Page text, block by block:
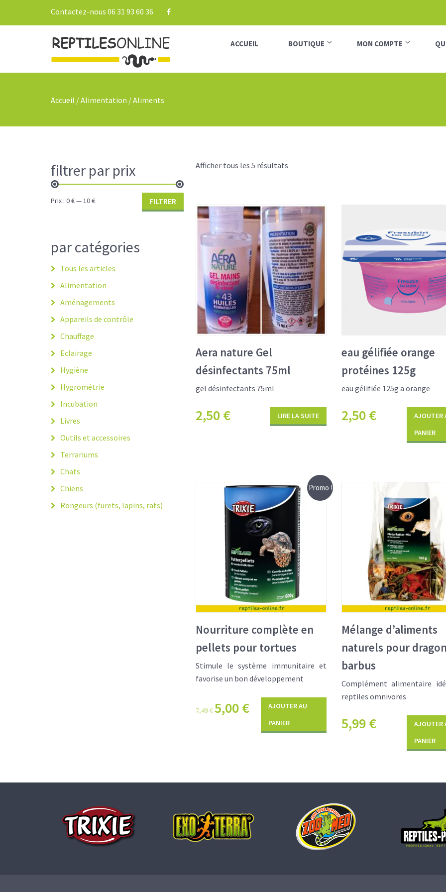
Contactez-nous 06 31 93 60 36
ACCUEIL BOUTIQUE MON COMPTE
Accueil /Alimentation / Aliments
Afficher tous les 5 résultats
Aera nature Gel
désinfectants 75ml
gel désinfectants 75ml
2,50€ LIRE LA SUITE
eau gélifiée orange
protéines 125g
eau gélifiée 125g a orange
2,50€
AJOUTER
PANIER
Promo !
Nourriture complète en
pellets pour tortues
Stimule le système immunitaire et
favorise un bon développement
7,49€5,00€
AJOUTER AU
PANIER
Mélange d’aliments
naturels pour
barbus
Complément alimentaire
reptiles omnivores
5,99€
AJOUTER
PANIER
filtrer par prix
FILTRER
Prix : 0 €—10 €
par catégories
Tous les articles
Alimentation
Aménagements
Appareils de contrôle
Chauffage
Eclairage
Hygiène
Hygrométrie
Incubation
Livres
Outils et accessoires
Terrariums
Chats
Chiens
Rongeurs (furets, lapins, rats)